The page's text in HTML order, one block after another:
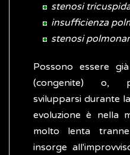
stenosi
insufficienza
stenosi
Possono essere
(congenite) o,
svilupparsi durante
evoluzione è nella
molto lenta
insorge